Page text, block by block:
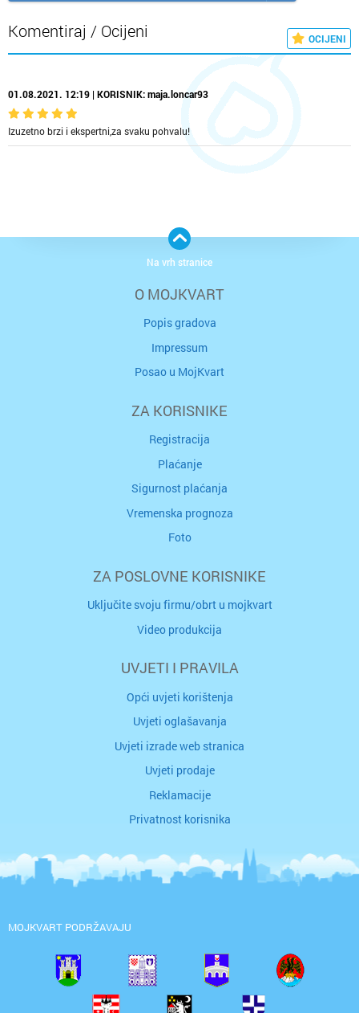
Komentiraj / Ocijeni OCIJENI
01.08.2021. 12:19 | KORISNIK: maja.loncar93
Izuzetno brzi i ekspertni,za svaku pohvalu!
O MOJKVART
Popis gradova
Impressum
Posao u MojKvart
ZA KORISNIKE
Registracija
Plaćanje
Sigurnost plaćanja
Vremenska prognoza
Foto
ZA POSLOVNE KORISNIKE
Uključite svoju firmu/obrt u mojkvart
Video produkcija
UVJETI I PRAVILA
Opći uvjeti korištenja
Uvjeti oglašavanja
Uvjeti izrade web stranica
Uvjeti prodaje
Reklamacije
Privatnost korisnika
MOJKVART PODRŽAVAJU
Na vrh stranice